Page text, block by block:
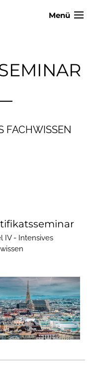
Menü
FACHWISSEN
IV - Intensives